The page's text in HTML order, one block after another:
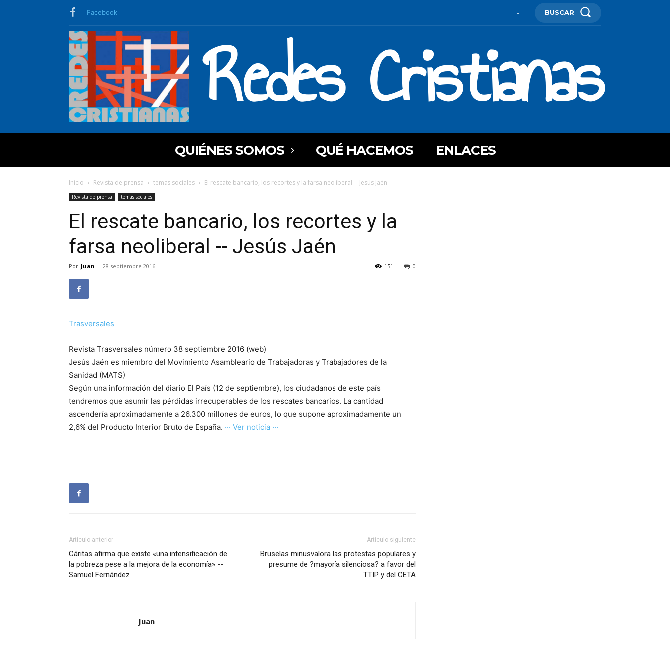
Facebook - BUSCAR
Redes Cristianas
QUIÉNES SOMOS QUÉ HACEMOS ENLACES
Inicio Revista de prensa temas sociales El rescate bancario, los recortes y la farsa neoliberal -- Jesús Jaén
Revista de prensa temas sociales
El rescate bancario, los recortes y la
farsa neoliberal -- Jesús Jaén
Por Juan - 28 septiembre 2016 0
151
Trasversales
Revista Trasversales número 38 septiembre 2016 (web)
Jesús Jaén es miembro del Movimiento Asambleario de Trabajadoras y Trabajadores de la
Sanidad (MATS)
Según una información del diario El País (12 de septiembre), los ciudadanos de este país
tendremos que asumir las pérdidas irrecuperables de los rescates bancarios. La cantidad
ascendería aproximadamente a 26.300 millones de euros, lo que supone aproximadamente un
2,6% del Producto Interior Bruto de España. ··· Ver noticia ···
Artículo anterior
Cáritas afirma que existe «una intensificación de
la pobreza pese a la mejora de la economía» --
Samuel Fernández
Artículo siguiente
Bruselas minusvalora las protestas populares y
presume de ?mayoría silenciosa? a favor del
TTIP y del CETA
Juan